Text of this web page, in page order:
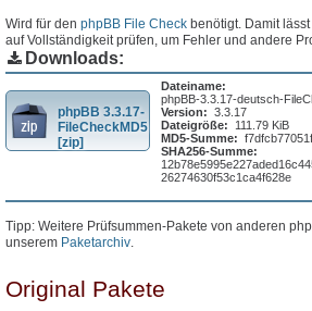
Wird für den phpBB File Check benötigt. Damit
auf Vollständigkeit prüfen, um Fehler und andere
Downloads:
phpBB 3.3.17-
FileCheckMD5
[zip]
Dateiname:
phpBB-3.3.17-deutsch-
Version: 3.3.17
Dateigröße:
111.79 KiB
MD5-Summe:
SHA256-Summe:
26274630f53c1ca4f628e
Tipp: Weitere Prüfsummen-Pakete von anderen
unserem Paketarchiv.
Original Pakete